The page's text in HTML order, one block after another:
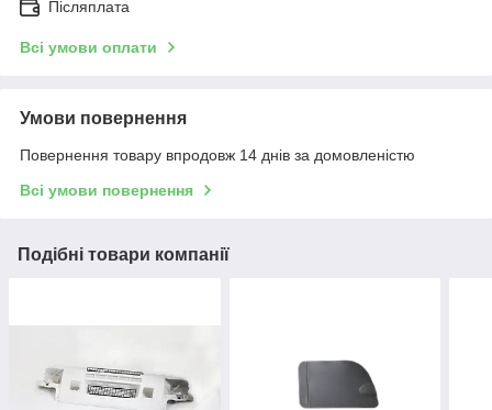
Післяплата
Всі умови оплати
Умови повернення
Повернення товару впродовж 14 днів за домовленістю
Всі умови повернення
Подібні товари компанії